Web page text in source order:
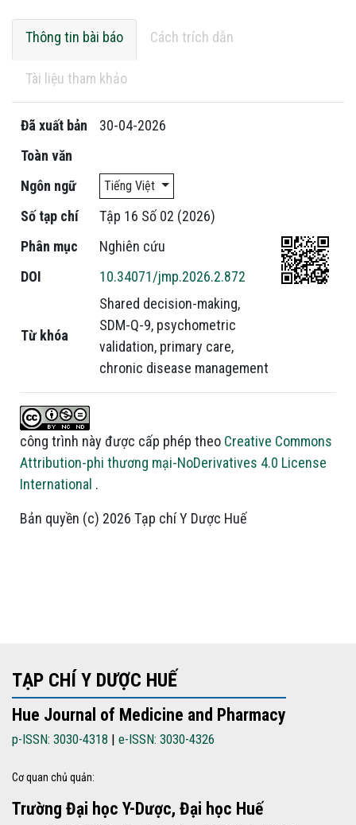
Thông tin bài báo Cách trích dẫn
Tài liệu tham khảo
Đã xuất bản
30-04-2026
Toàn văn
Ngôn ngữ
Tiếng Việt
Số tạp chí
Tập 16 Số 02 (2026)
Phân mục
Nghiên cứu
DOI
10.34071/jmp.2026.2.872
Từ khóa
Shared decision-making,
SDM-Q-9, psychometric
validation, primary care,
chronic disease management
công trình này được cấp phép theo Creative Commons
Attribution-phi thương mại-NoDerivatives 4.0 License
International .
Bản quyền (c) 2026 Tạp chí Y Dược Huế
TẠP CHÍ Y DƯỢC HUẾ
Hue Journal of Medicine and Pharmacy
p-ISSN: 3030-4318 | e-ISSN: 3030-4326
Cơ quan chủ quản:
Trường Đại học Y-Dược, Đại học Huế